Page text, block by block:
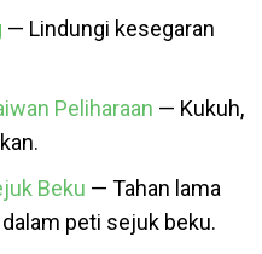
— Lindungi kesegaran
Peliharaan — Kukuh,
Beku — Tahan lama
peti sejuk beku.